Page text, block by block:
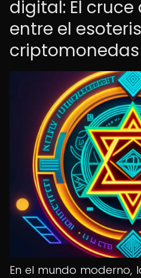
digital: El
entre el
criptomonedas
En el mundo moderno,